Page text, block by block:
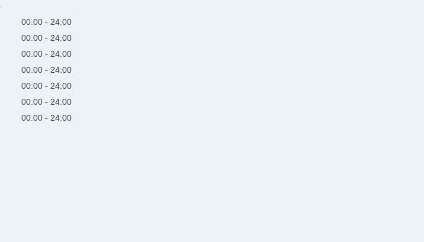
00:00
24:00
00:00
24:00
00:00
24:00
00:00
24:00
00:00
24:00
00:00
24:00
00:00 24:00